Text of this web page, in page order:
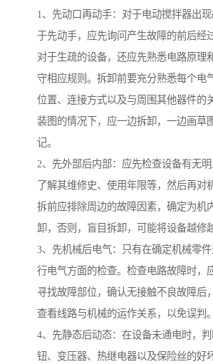
1、先动口再动手：对于电动搅拌器出
于先动手，应先询问产生故障的前后经
对于生疏的设备，还应先熟悉电路原理
守相应规则。拆卸前要充分熟悉每个电
位置、连接方式以及与周围其他器件的
装图的情况下，应一边拆卸，一边画草
记。
2、先外部后内部：应先检查设备有无明
了解其维修史、使用年限等，然后再对
拆前应排除周边的故障因素，确定为机
卸，否则，盲目拆卸，可能将设备越修
3、先机械后电气：只有在确定机械零
行电气方面的检查。检查电路故障时，
寻找故障部位，确认无接触不良故障后
查看线路与机械的运作关系，以免误判。
4、先静态后动态：在设备未通电时，
钮、变压器、热继电器以及保险丝的好